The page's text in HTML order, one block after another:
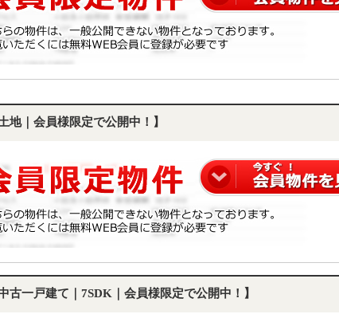
地｜会員様限定で公開中！】
古一戸建て｜7SDK｜会員様限定で公開中！】